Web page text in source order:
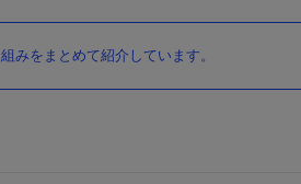
みをまとめて紹介しています。